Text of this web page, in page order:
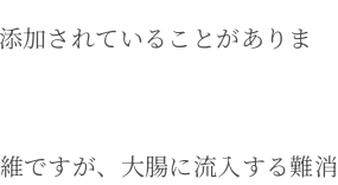
加されていることがありま
ですが、大腸に流入する難消